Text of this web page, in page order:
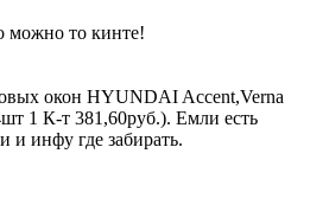
можно то кинте!
окон HYUNDAI Accent,Verna
1 К-т 381,60руб.). Емли есть
и инфу где забирать.